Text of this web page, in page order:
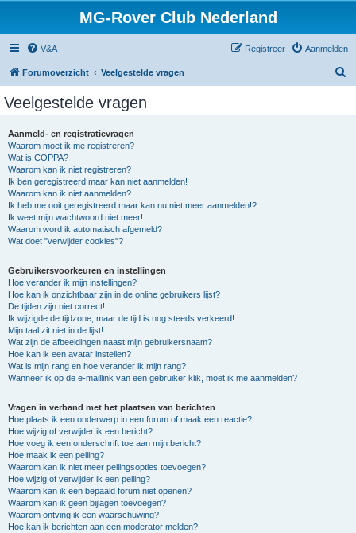
MG-Rover Club Nederland
V&A Aanmelden
Registreer
Forumoverzicht Veelgestelde vragen
Veelgestelde vragen
Aanmeld- en registratievragen
Waarom moet ik me registreren?
Wat is COPPA?
Waarom kan ik niet registreren?
Ik ben geregistreerd maar kan niet aanmelden!
Waarom kan ik niet aanmelden?
Ik heb me ooit geregistreerd maar kan nu niet meer aanmelden!?
Ik weet mijn wachtwoord niet meer!
Waarom word ik automatisch afgemeld?
Wat doet "verwijder cookies"?
Gebruikersvoorkeuren en instellingen
Hoe verander ik mijn instellingen?
Hoe kan ik onzichtbaar zijn in de online gebruikers lijst?
De tijden zijn niet correct!
Ik wijzigde de tijdzone, maar de tijd is nog steeds verkeerd!
Mijn taal zit niet in de lijst!
Wat zijn de afbeeldingen naast mijn gebruikersnaam?
Hoe kan ik een avatar instellen?
Wat is mijn rang en hoe verander ik mijn rang?
Wanneer ik op de e-maillink van een gebruiker klik, moet ik me aanmelden?
Vragen in verband met het plaatsen van berichten
Hoe plaats ik een onderwerp in een forum of maak een reactie?
Hoe wijzig of verwijder ik een bericht?
Hoe voeg ik een onderschrift toe aan mijn bericht?
Hoe maak ik een peiling?
Waarom kan ik niet meer peilingsopties toevoegen?
Hoe wijzig of verwijder ik een peiling?
Waarom kan ik een bepaald forum niet openen?
Waarom kan ik geen bijlagen toevoegen?
Waarom ontving ik een waarschuwing?
Hoe kan ik berichten aan een moderator melden?